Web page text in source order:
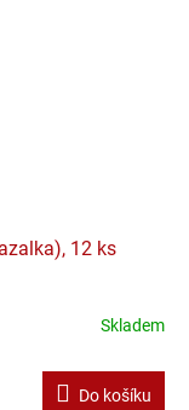
12 ks
Skladem
Do košíku